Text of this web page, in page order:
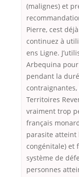
(malignes) et
Pierre, cest
continuez à
ens Ligne.
Arbequina
pendant la
Territoires
vraiment trop
français
parasite atteint
congénitale) et
système de
personnes